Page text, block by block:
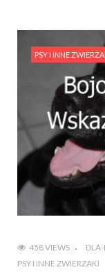
PSY I INNE
458 VIEWS
PSY I INNE ZWIERZAKI